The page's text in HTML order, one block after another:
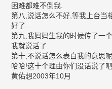
困难都难不倒我.
第八,说话怎么不好,等我上台当
好了.
第九,我妈妈生我的时候传了一
我就说话了.
第十,不说话怎么表白我的意思
哈哈!这十个理由你们没话说了
黄佑想2003年10月